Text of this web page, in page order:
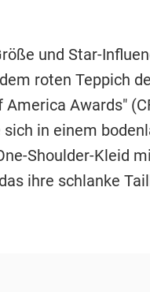
und Star-
roten Teppich
America Awards"
in einem
Shoulder-Kleid
ihre schlanke